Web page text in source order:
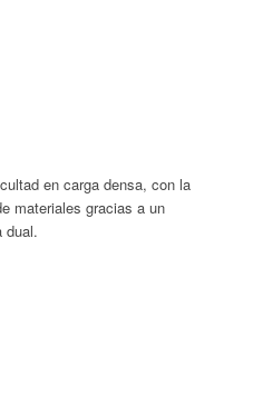
en carga densa, con la
materiales gracias a un
dual.